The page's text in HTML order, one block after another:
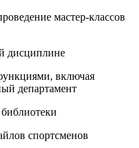
мастер-классов
дисциплине
включая
департамент
спортсменов